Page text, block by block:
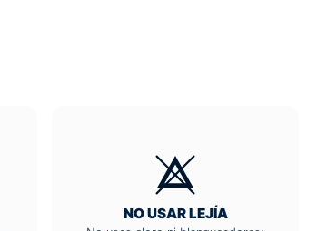
NO USAR LEJÍA